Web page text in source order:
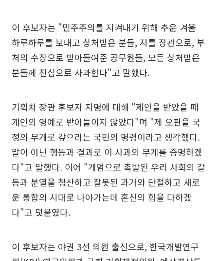
이 후보자는 "민주주의를 지켜내기 위해 추운 겨울
하루하루를 보내고 상처받은 분들, 저를 장관으로, 부
처의 수장으로 받아들여준 공무원들, 모든 상처받은
분들께 진심으로 사과한다"고 말했다.
기획처 장관 후보자 지명에 대해 "제안을 받았을 때
개인의 영예로 받아들이지 않았다"며 "제 오판을 국
정의 무게로 갚으라는 국민의 명령이라고 생각했다.
말이 아닌 행동과 결과로 이 사과의 무게를 증명하겠
다"고 말했다. 이어 "계엄으로 촉발된 우리 사회의 갈
등과 분열을 청산하고 잘못된 과거와 단절하고 새로
운 통합의 시대로 나아가는데 혼신의 힘을 다하겠
다"고 덧붙였다.
이 후보자는 야권 3선 의원 출신으로, 한국개발연구